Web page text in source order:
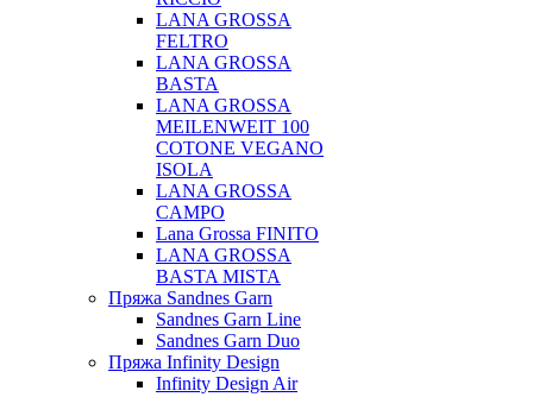
LANA GROSSA
FELTRO
LANA GROSSA
BASTA
LANA GROSSA
MEILENWEIT 100
COTONE VEGANO
ISOLA
LANA GROSSA
CAMPO
Lana Grossa FINITO
LANA GROSSA
BASTA MISTA
Пряжа Sandnes Garn
Sandnes Garn Line
Sandnes Garn Duo
Пряжа Infinity Design
Infinity Design Air